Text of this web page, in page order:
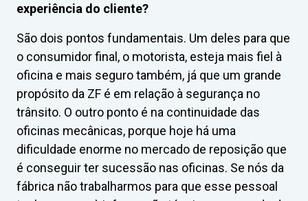
experiência do cliente?
São dois pontos fundamentais. Um deles para que
o consumidor final, o motorista, esteja mais fiel à
oficina e mais seguro também, já que um grande
propósito da ZF é em relação à segurança no
trânsito. O outro ponto é na continuidade das
oficinas mecânicas, porque hoje há uma
dificuldade enorme no mercado de reposição que
é conseguir ter sucessão nas oficinas. Se nós da
fábrica não trabalharmos para que esse pessoal